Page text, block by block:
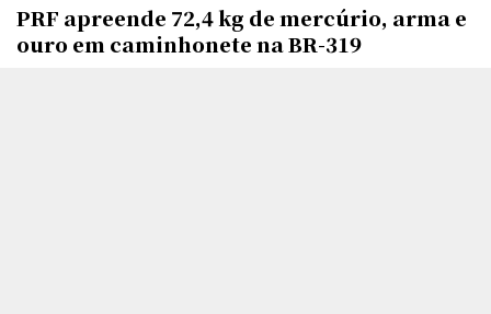
PRF apreende 72,4 kg de mercúrio, arma e
ouro em caminhonete na BR-319